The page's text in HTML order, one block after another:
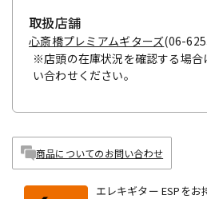
取扱店舗
心斎橋プレミアムギターズ(06-
※店頭の在庫状況を確認する場合
い合わせください。
商品についてのお問い合わせ
エレキギター ESPをお